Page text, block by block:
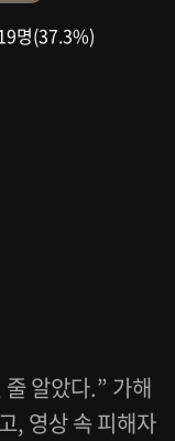
19명(37.3%)
알았다.” 가해
, 영상 속 피해자